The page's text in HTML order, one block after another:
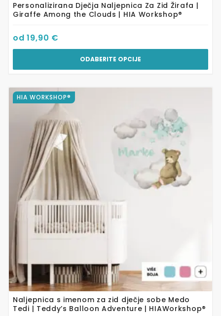
Personalizirana Dječja Naljepnica Za Zid Žirafa |
Giraffe Among the Clouds | HIA Workshop®
od19,90 €
ODABERITE OPCIJE
Naljepnica s imenom za zid dječje sobe Medo
Tedi | Teddy’s Balloon Adventure | HIAWorkshop®
HIA WORKSHOP®
Ovaj
proizvod
varijanti.
Opcije
mogu
odabrati
na
stranici
proizvoda